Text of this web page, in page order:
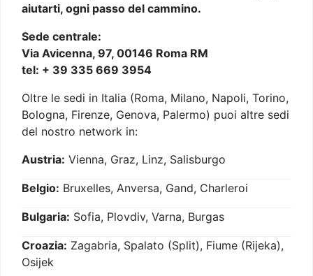
aiutarti, ogni passo del cammino.
Sede centrale:
Via Avicenna, 97, 00146 Roma RM
tel: + 39 335 669 3954
Oltre le sedi in Italia (Roma, Milano, Napoli, Torino,
Bologna, Firenze, Genova, Palermo) puoi altre sedi
del nostro network in:
Austria: Vienna, Graz, Linz, Salisburgo
Belgio: Bruxelles, Anversa, Gand, Charleroi
Bulgaria: Sofia, Plovdiv, Varna, Burgas
Croazia: Zagabria, Spalato (Split), Fiume (Rijeka),
Osijek